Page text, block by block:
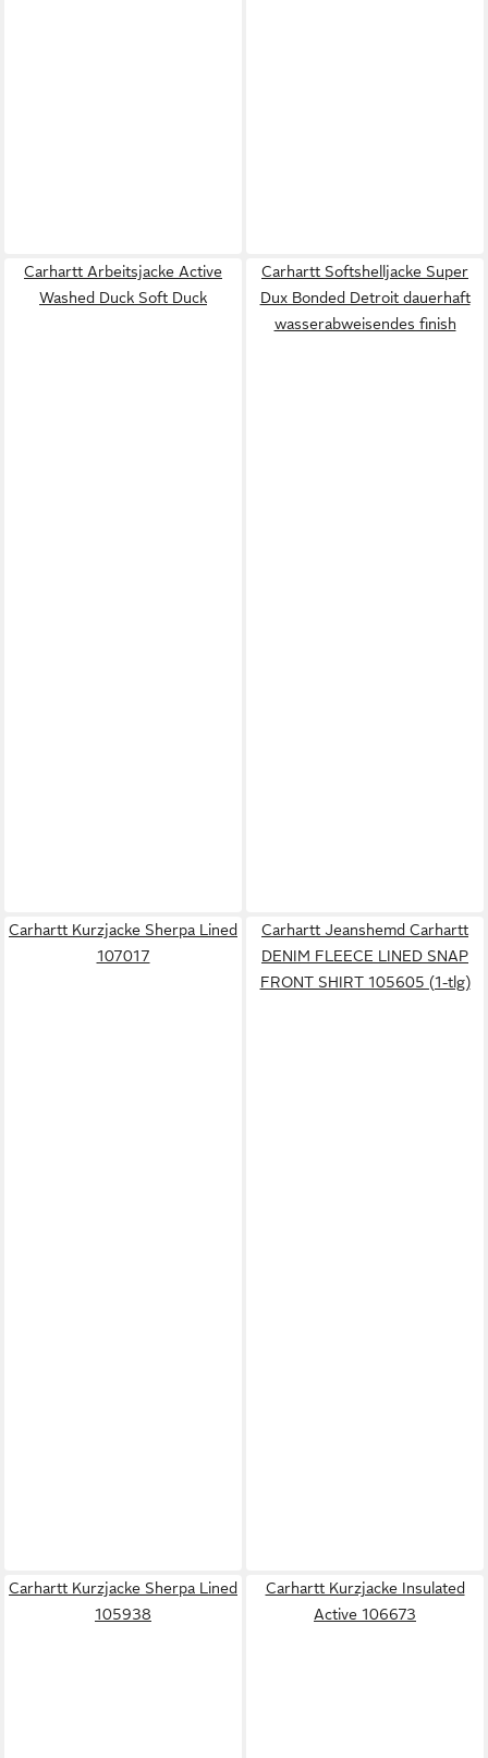
Carhartt Arbeitsjacke Active
Washed Duck Soft Duck
Carhartt Softshelljacke Super
Dux Bonded Detroit dauerhaft
wasserabweisendes finish
Carhartt Kurzjacke Sherpa Lined
107017
Carhartt Jeanshemd Carhartt
DENIM FLEECE LINED SNAP
FRONT SHIRT 105605 (1-tlg)
Carhartt Kurzjacke Sherpa Lined
105938
Carhartt Kurzjacke Insulated
Active 106673